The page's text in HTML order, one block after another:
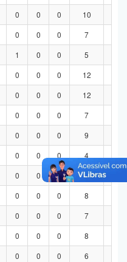
0 0 0 10
0 0 0 7
1 0 0 5
0 0 0 12
0 0 0 12
0 0 0 7
0 0 0 9
0 0 0 4
0 0 0 5
0 0 0 8
0 0 0 7
0 0 0 8
0 0 0 6